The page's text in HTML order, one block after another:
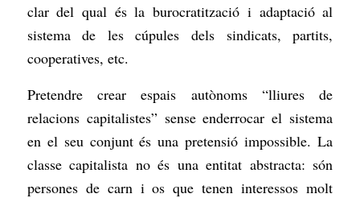
clar del qual és la burocratització i adaptació al
sistema de les cúpules dels sindicats, partits,
cooperatives, etc.
Pretendre crear espais autònoms “lliures de
relacions capitalistes” sense enderrocar el sistema
en el seu conjunt és una pretensió impossible. La
classe capitalista no és una entitat abstracta: són
persones de carn i os que tenen interessos molt